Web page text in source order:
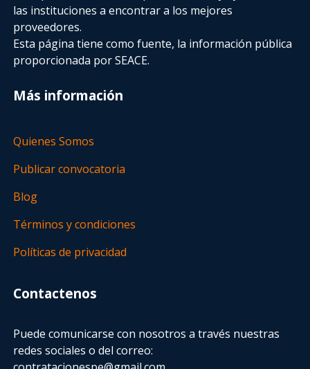
las instituciones a encontrar a los mejores
proveedores.
Esta página tiene como fuente, la información pública
proporcionada por SEACE.
Más información
Quienes Somos
Publicar convocatoria
Blog
Términos y condiciones
Políticas de privacidad
Contactenos
Puede comunicarse con nosotros a través nuestras
redes sociales o del correo: